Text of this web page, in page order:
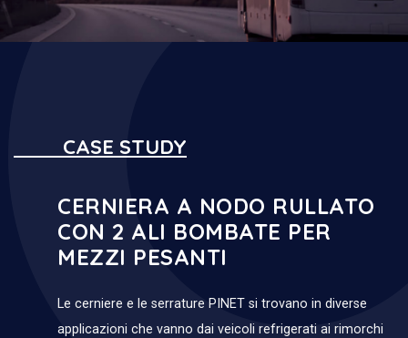
CASE STUDY
CERNIERA A NODO RULLATO
CON 2 ALI BOMBATE PER
MEZZI PESANTI
Le cerniere e le serrature PINET si trovano in diverse
applicazioni che vanno dai veicoli refrigerati ai rimorchi